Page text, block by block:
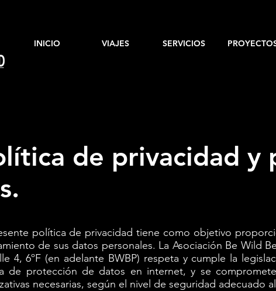
INICIO VIAJES SERVICIOS
de privacidad y
política de privacidad tiene como objetivo
de sus datos personales. La Asociación Be Wild
4, 6ºF (en adelante BWBP) respeta y cumple la
de protección de datos en internet, y se
necesarias, según el nivel de seguridad adecuado